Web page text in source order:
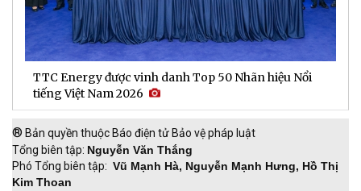
Người phụ nữ khiếm thị 20 năm bền bỉ "gieo" sinh kế
cho người yếu thế
® Bản quyền thuộc Báo điện tử Bảo vệ pháp luật
Tổng biên tập: Nguyễn Văn Thắng
Phó Tổng biên tập: Vũ Mạnh Hà, Nguyễn Mạnh Hưng, Hồ Thị
Kim Thoan